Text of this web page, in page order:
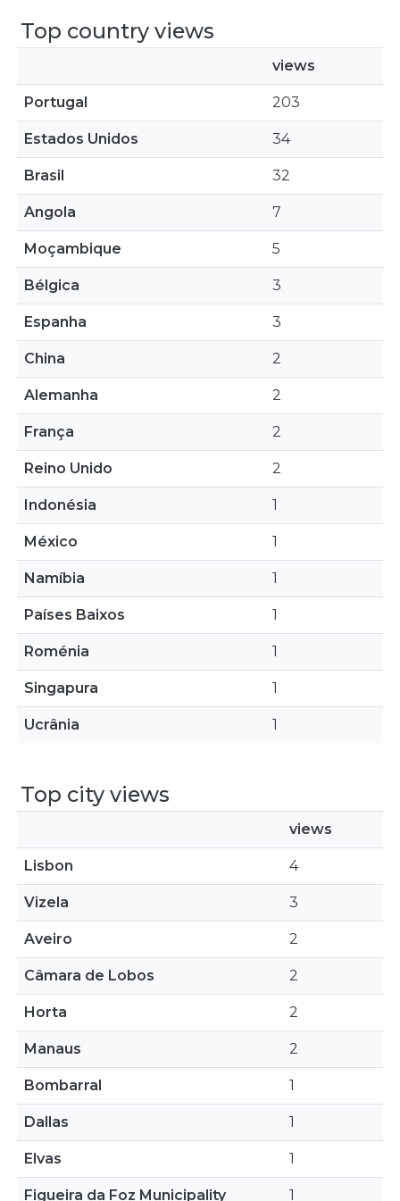
Top country views
views
Portugal 203
Estados Unidos 34
Brasil 32
Angola 7
Moçambique 5
Bélgica 3
Espanha 3
China 2
Alemanha 2
França 2
Reino Unido 2
Indonésia 1
México 1
Namíbia 1
Países Baixos 1
Roménia 1
Singapura 1
Ucrânia 1
Top city views
views
Lisbon 4
Vizela 3
Aveiro 2
Câmara de Lobos 2
Horta 2
Manaus 2
Bombarral 1
Dallas 1
Elvas 1
Figueira da Foz Municipality 1